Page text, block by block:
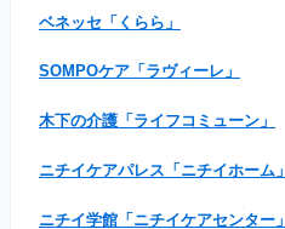
ベネッセ「くらら」
SOMPOケア「ラヴィーレ」
木下の介護「ライフコミューン」
ニチイケアパレス「ニチイホーム」
ニチイ学館「ニチイケアセンター」